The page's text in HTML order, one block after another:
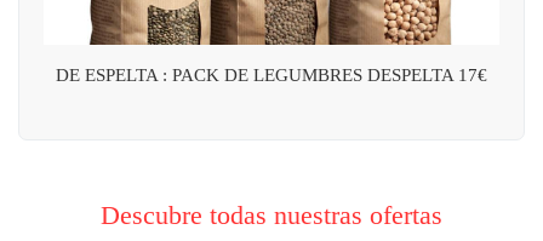
DE ESPELTA : PACK DE LEGUMBRES DESPELTA 17€
Descubre todas nuestras ofertas